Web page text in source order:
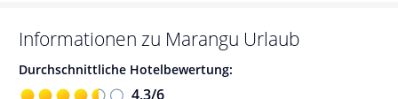
Informationen zu Marangu Urlaub
Durchschnittliche Hotelbewertung:
4,3/6